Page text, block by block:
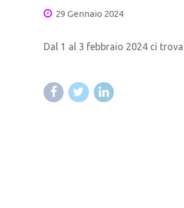
29 Gennaio 2024
Dal 1 al 3 febbraio 2024 ci